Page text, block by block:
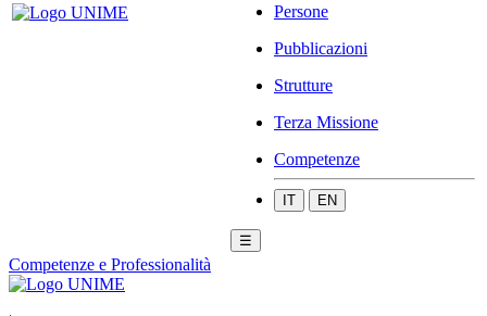
Persone
Pubblicazioni
Strutture
Terza Missione
Competenze
IT EN
☰
Competenze e Professionalità